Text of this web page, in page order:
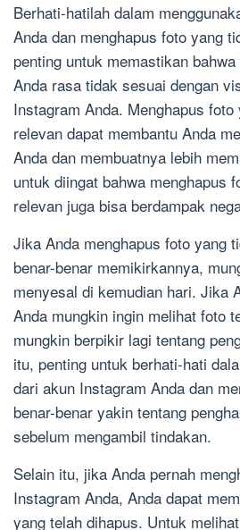
Berhati-hatilah dalam
Anda dan menghapus foto yang
penting untuk memastikan
Anda rasa tidak sesuai dengan
Instagram Anda. Menghapus
relevan dapat membantu Anda
Anda dan membuatnya lebih
untuk diingat bahwa menghapus
relevan juga bisa berdampak
Jika Anda menghapus foto yang
benar-benar memikirkannya,
menyesal di kemudian hari. Jika
Anda mungkin ingin melihat foto
mungkin berpikir lagi tentang
itu, penting untuk berhati-hati
dari akun Instagram Anda dan
benar-benar yakin tentang
sebelum mengambil tindakan.
Selain itu, jika Anda pernah
Instagram Anda, Anda dapat
yang telah dihapus. Untuk